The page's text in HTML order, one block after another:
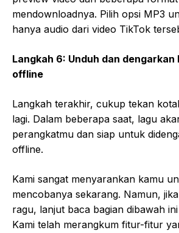
mendownloadnya. Pilih opsi MP3
hanya audio dari video TikTok
Langkah 6: Unduh dan dengarkan
offline
Langkah terakhir, cukup tekan
lagi. Dalam beberapa saat, lagu
perangkatmu dan siap untuk
offline.
Kami sangat menyarankan kamu
mencobanya sekarang. Namun,
ragu, lanjut baca bagian dibawah
Kami telah merangkum fitur-fitur